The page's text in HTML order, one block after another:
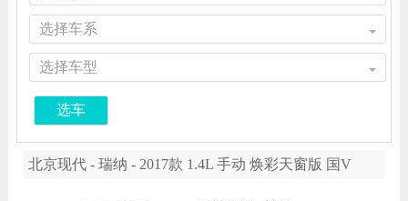
选择车系
选择车型
选车
北京现代 - 瑞纳 - 2017款 1.4L 手动 焕彩天窗版 国V